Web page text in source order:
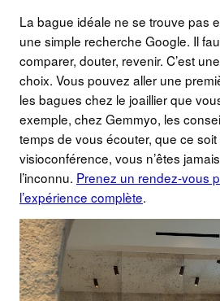
La bague idéale ne se trouve pas
une simple recherche Google. Il
comparer, douter, revenir. C’est
choix. Vous pouvez aller une
les bagues chez le joaillier que
exemple, chez Gemmyo, les
temps de vous écouter, que ce
visioconférence, vous n’êtes
l’inconnu. Prenez un rendez-vous
l’expérience complète.